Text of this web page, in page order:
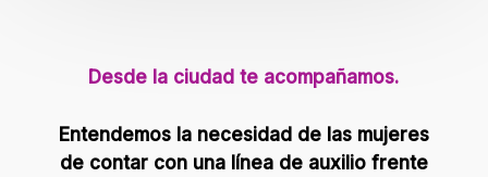
Desde la ciudad te acompañamos.
Entendemos la necesidad de las mujeres
de contar con una línea de auxilio frente